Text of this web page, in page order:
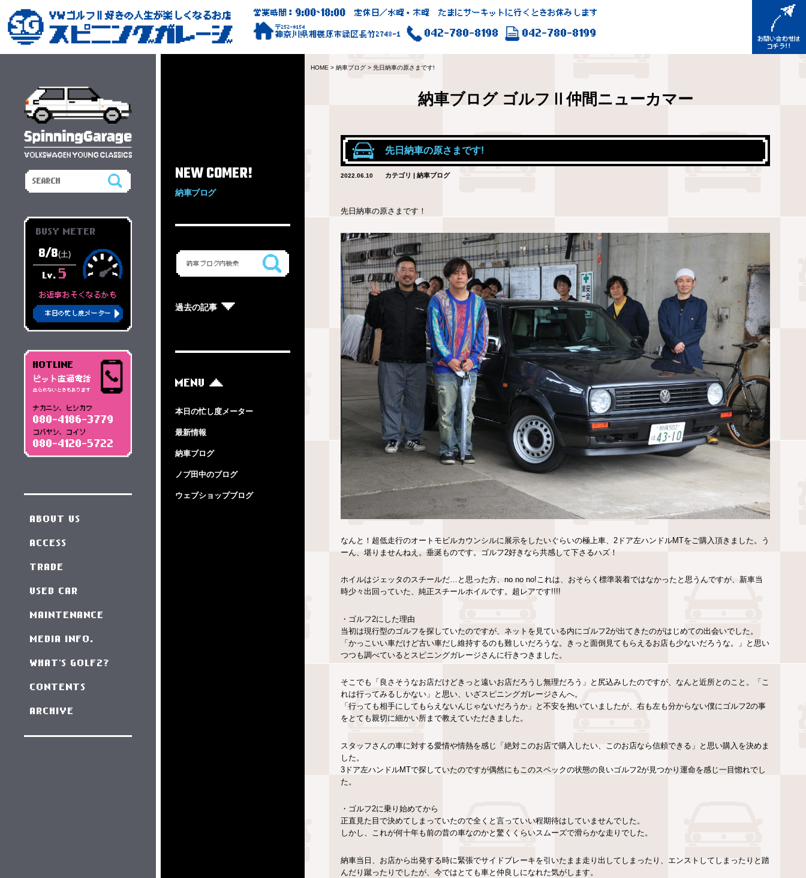
営業時間：9:00~18:00 定休日／水曜・木曜 たまにサーキットに行くときお休みします
〒252-0154
神奈川県相模原市緑区長竹2748-1 042-780-8198 042-780-8199
NEW COMER!
納車ブログ
過去の記事
MENU
本日の忙し度メーター
最新情報
納車ブログ
ノブ田中のブログ
ウェブショップブログ
HOME > 納車ブログ > 先日納車の原さまです!
納車ブログ ゴルフⅡ仲間ニューカマー
先日納車の原さまです!
2022.06.10 カテゴリ | 納車ブログ
先日納車の原さまです！
なんと！超低走行のオートモビルカウンシルに展示をしたいぐらいの極上車、2ドア左ハンドルMTをご購入頂きました。う
ーん、堪りませんねえ。垂涎ものです。ゴルフ2好きなら共感して下さるハズ！
ホイルはジェッタのスチールだ…と思った方、no no no!これは、おそらく標準装着ではなかったと思うんですが、新車当
時少々出回っていた、純正スチールホイルです。超レアです!!!!
・ゴルフ2にした理由
当初は現行型のゴルフを探していたのですが、ネットを見ている内にゴルフ2が出てきたのがはじめての出会いでした。
「かっこいい車だけど古い車だし維持するのも難しいだろうな。きっと面倒見てもらえるお店も少ないだろうな。」と思い
つつも調べているとスピニングガレージさんに行きつきました。
そこでも「良さそうなお店だけどきっと遠いお店だろうし無理だろう」と尻込みしたのですが、なんと近所とのこと。「こ
れは行ってみるしかない」と思い、いざスピニングガレージさんへ。
「行っても相手にしてもらえないんじゃないだろうか」と不安を抱いていましたが、右も左も分からない僕にゴルフ2の事
をとても親切に細かい所まで教えていただきました。
スタッフさんの車に対する愛情や情熱を感じ「絶対このお店で購入したい、このお店なら信頼できる」と思い購入を決めま
した。
3ドア左ハンドルMTで探していたのですが偶然にもこのスペックの状態の良いゴルフ2が見つかり運命を感じ一目惚れでし
た。
・ゴルフ2に乗り始めてから
正直見た目で決めてしまっていたので全くと言っていい程期待はしていませんでした。
しかし、これが何十年も前の昔の車なのかと驚くくらいスムーズで滑らかな走りでした。
納車当日、お店から出発する時に緊張でサイドブレーキを引いたまま走り出してしまったり、エンストしてしまったりと踏
んだり蹴ったりでしたが、今ではとても車と仲良しになれた気がします。
BUSY METER
8/8(土)
Lv. 5
お返事おそくなるかも
本日の忙し度メーター
HOTLINE
ピット直通電話
出られないときもあります
ナカニシ、ヒシカワ
080-4186-3779
コバヤシ、コイソ
080-4120-5722
ABOUT US
ACCESS
TRADE
USED CAR
MAINTENANCE
MEDIA INFO.
WHAT'S GOLF2?
CONTENTS
ARCHIVE